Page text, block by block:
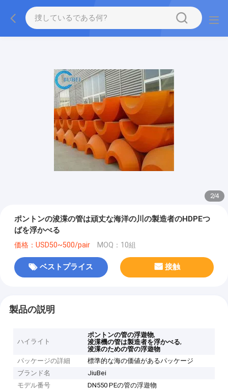
2/4
ポントンの浚渫の管は頑丈な海洋の川の製造者のHDPEつ
ばを浮かべる
価格：USD50~500/pair MOQ：10組
ベストプライス 接触
製品の説明
ハイライト
ポントンの管の浮遊物,
浚渫機の管は製造者を浮かべる,
浚渫のための管の浮遊物
パッケージの詳細
標準的な海の価値があるパッケージ
ブランド名
JiuBei
モデル番号
DN550 PEの管の浮遊物